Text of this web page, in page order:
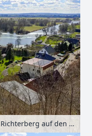
Aussicht vom Aussichtspunkt am Richterberg auf den Nationalpark Unteres Odertal bei Stützkow, Uckermark, Brandenburg, Deutschland